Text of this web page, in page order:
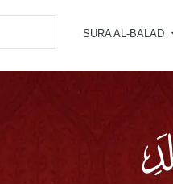
SURA AL-BALAD